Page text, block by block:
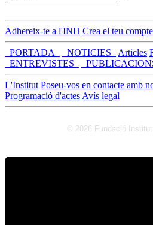
Adhereix-te a l'INH Crea el teu compte
_PORTADA_ _NOTICIES_ Articles
_ENTREVISTES_
L'Institut Poseu-vos en contacte amb
Programació d'actes Avís legal
© 2026 Fundació